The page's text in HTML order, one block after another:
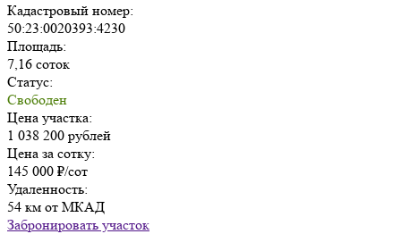
Кадастровый номер:
50:23:0020393:4230
Площадь:
7,16 соток
Статус:
Свободен
Цена участка:
1 038 200 рублей
Цена за сотку:
145 000 ₽/сот
Удаленность:
54 км от МКАД
Забронировать участок